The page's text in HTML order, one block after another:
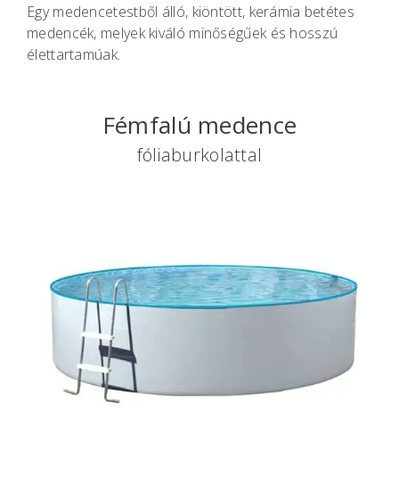
Egy medencetestből álló, kiöntött, kerámia betétes
medencék, melyek kiváló minőségűek és hosszú
élettartamúak.
Fémfalú medence
fóliaburkolattal